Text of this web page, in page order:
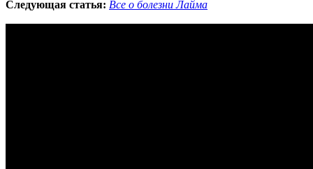
Следующая статья: Все о болезни Лайма